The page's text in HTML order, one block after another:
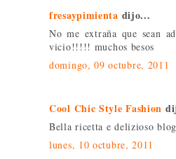
fresaypimienta dijo...
No me extraña que sean
vicio!!!!! muchos besos
domingo, 09 octubre, 2011
Cool Chic Style Fashion
Bella ricetta e delizioso
lunes, 10 octubre, 2011